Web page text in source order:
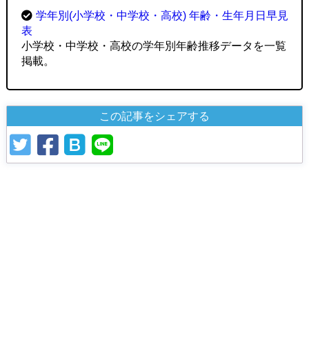
学年別(小学校・中学校・高校) 年齢・生年月日早見
表
小学校・中学校・高校の学年別年齢推移データを一覧
掲載。
この記事をシェアする